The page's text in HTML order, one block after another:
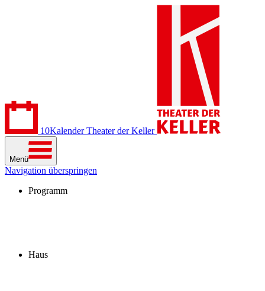
10Kalender Theater der Keller
Menü
Navigation überspringen
Programm
Haus